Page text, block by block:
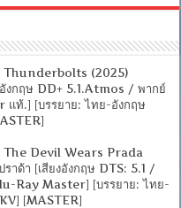
Thunderbolts (2025)
อังกฤษ DD+ 5.1.Atmos / พากย์
แท้.] [บรรยาย: ไทย-อังกฤษ
The Devil Wears Prada
าด้า [เสียงอังกฤษ DTS: 5.1 /
Ray Master] [บรรยาย: ไทย-
[MASTER]